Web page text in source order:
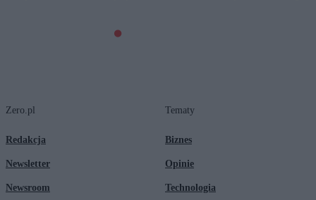
Zero.pl
Redakcja
Newsletter
Newsroom
Tematy
Biznes
Opinie
Technologia